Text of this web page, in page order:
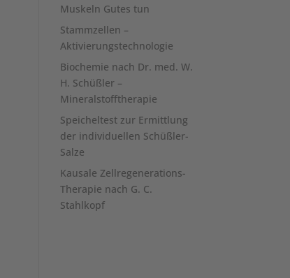
Muskeln Gutes tun
Stammzellen –
Aktivierungstechnologie
Biochemie nach Dr. med. W.
H. Schüßler –
Mineralstofftherapie
Speicheltest zur Ermittlung
der individuellen Schüßler-
Salze
Kausale Zellregenerations-
Therapie nach G. C.
Stahlkopf